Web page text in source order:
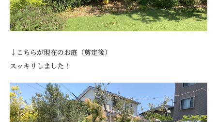
↓こちらが現在のお庭（剪定後）
スッキリしました！